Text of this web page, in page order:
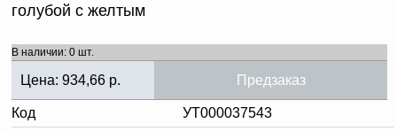
голубой с желтым
В наличии: 0 шт.
Цена: 934,66 р. Предзаказ
Код
УТ000037543